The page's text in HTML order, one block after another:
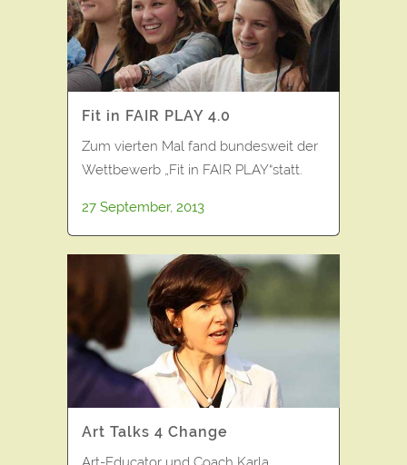
Fit in FAIR PLAY 4.0
Zum vierten Mal fand bundesweit der
Wettbewerb „Fit in FAIR PLAY“statt.
27 September, 2013
Art Talks 4 Change